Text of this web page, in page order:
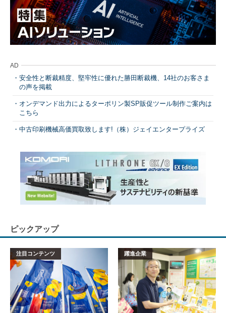
AD
安全性と断裁精度、堅牢性に優れた勝田断裁機、14社のお客さま
の声を掲載
オンデマンド出力によるターポリン製SP販促ツール制作ご案内は
こちら
中古印刷機械高価買取致します!（株）ジェイエンタープライズ
ピックアップ
注目コンテンツ 躍進企業